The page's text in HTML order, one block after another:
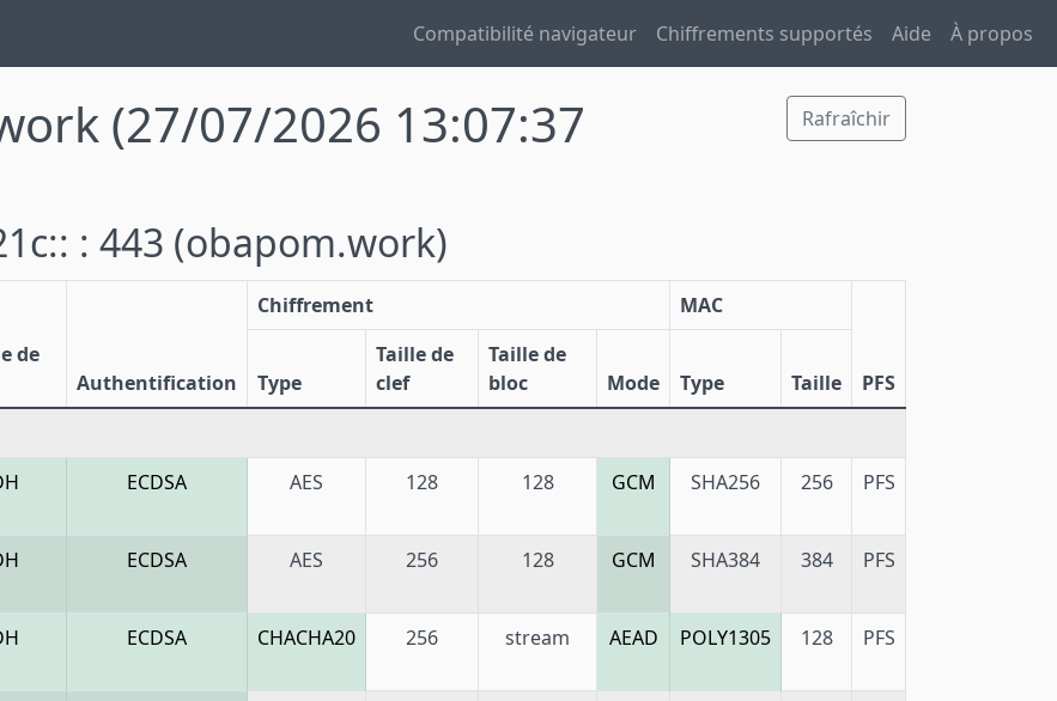
Compatibilité navigateur Chiffrements supportés Aide À propos
(27/07/2026 13:07:37
Rafraîchir
: 443 (obapom.work)
de
Authentification
Chiffrement MAC
PFS
Type
Taille de
clef
Taille de
bloc
Mode Type Taille
ECDSA AES 128 128 GCM SHA256 256 PFS
ECDSA AES 256 128 GCM SHA384 384 PFS
ECDSA CHACHA20 256 stream AEAD POLY1305 128 PFS